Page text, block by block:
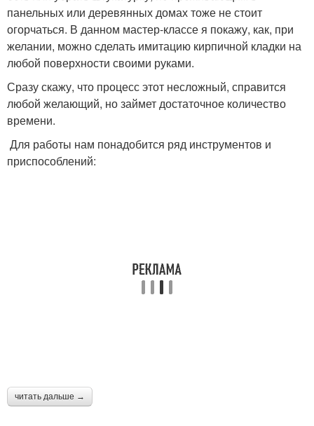
панельных или деревянных домах тоже не стоит
огорчаться. В данном мастер-классе я покажу, как, при
желании, можно сделать имитацию кирпичной кладки на
любой поверхности своими руками.
Сразу скажу, что процесс этот несложный, справится
любой желающий, но займет достаточное количество
времени.
Для работы нам понадобится ряд инструментов и
приспособлений:
читать дальше →